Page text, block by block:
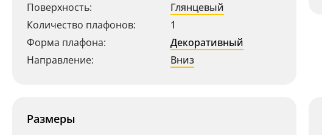
Поверхность:
Глянцевый
Количество плафонов:
1
Форма плафона:
Декоративный
Направление:
Вниз
Размеры